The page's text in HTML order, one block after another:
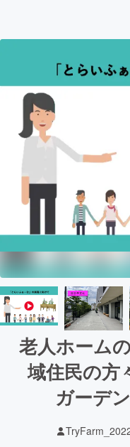
老人ホーム
域住民の方
ガーデ